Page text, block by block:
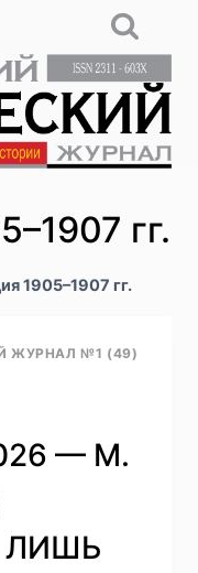
гг.
1905–1907 гг.
ЖУРНАЛ №1 (49)
— М.
ЛИШЬ